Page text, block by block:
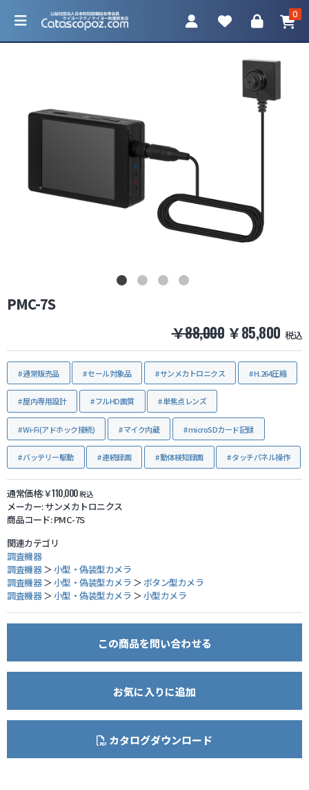
0
PMC-7S
￥88,000 ￥85,800 税込
通常販売品 セール対象品 サンメカトロニクス H.264圧縮
屋内専用設計 フルHD画質 単焦点レンズ
Wi-Fi(アドホック接続) マイク内蔵 microSDカード記録
バッテリー駆動 連続録画 動体検知録画 タッチパネル操作
通常価格:￥110,000税込
メーカー:サンメカトロニクス
商品コード:PMC-7S
関連カテゴリ
調査機器
調査機器 ＞小型・偽装型カメラ
調査機器 ＞小型・偽装型カメラ ＞ ボタン型カメラ
調査機器 ＞小型・偽装型カメラ ＞小型カメラ
この商品を問い合わせる
お気に入りに追加
カタログダウンロード
カテゴリ一覧
防犯カメラ
ネットワークカメラ
レコーダー
防犯グッズ・その他
カートを見る
新規会員登録
お気に入り
ログイン
ホームに戻る